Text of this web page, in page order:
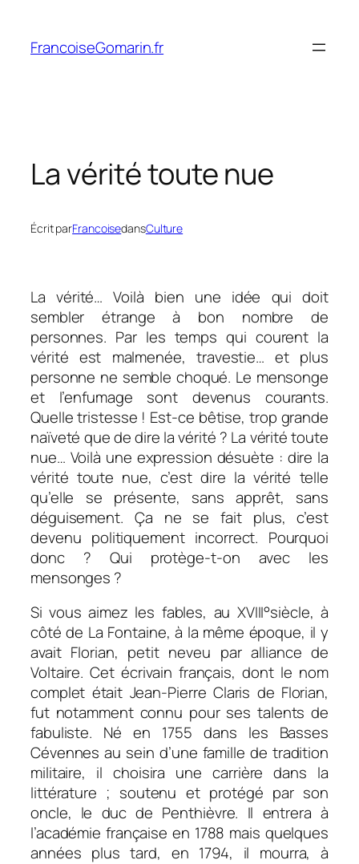
contenu
FrancoiseGomarin.fr
La vérité toute nue
Écrit parFrancoisedansCulture
La vérité… Voilà bien une idée qui doit
sembler étrange à bon nombre de
personnes. Par les temps qui courent la
vérité est malmenée, travestie… et plus
personne ne semble choqué. Le mensonge
et l’enfumage sont devenus courants.
Quelle tristesse ! Est-ce bêtise, trop grande
naïveté que de dire la vérité ? La vérité toute
nue… Voilà une expression désuète : dire la
vérité toute nue, c’est dire la vérité telle
qu’elle se présente, sans apprêt, sans
déguisement. Ça ne se fait plus, c’est
devenu politiquement incorrect. Pourquoi
donc ? Qui protège-t-on avec les
mensonges ?
Si vous aimez les fables, au XVIII°siècle, à
côté de La Fontaine, à la même époque, il y
avait Florian, petit neveu par alliance de
Voltaire. Cet écrivain français, dont le nom
complet était Jean-Pierre Claris de Florian,
fut notamment connu pour ses talents de
fabuliste. Né en 1755 dans les Basses
Cévennes au sein d’une famille de tradition
militaire, il choisira une carrière dans la
littérature ; soutenu et protégé par son
oncle, le duc de Penthièvre. Il entrera à
l’académie française en 1788 mais quelques
années plus tard, en 1794, il mourra, à